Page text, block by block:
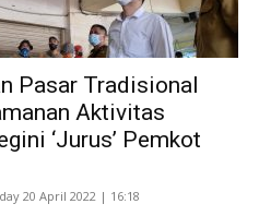
Pasar Tradisional
Aktivitas
‘Jurus’ Pemkot
20 April 2022 | 16:18